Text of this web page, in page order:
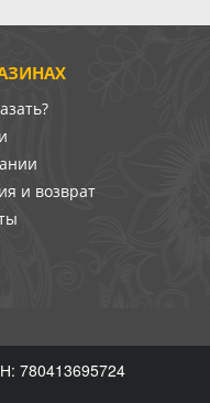
и возврат
780413695724